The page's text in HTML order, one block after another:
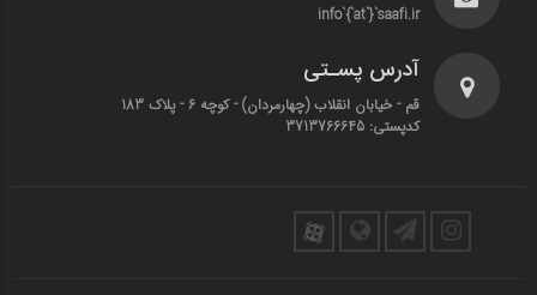
info`{`at`}`saafi.ir
آدرس پسـتی
قم - خیابان انقلاب (چهارمردان)‌ - کوچه 6 - پلاک 183
کدپستی: 3713766645